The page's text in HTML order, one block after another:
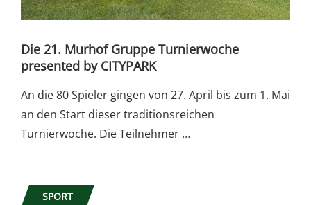
Die 21. Murhof Gruppe Turnierwoche
presented by CITYPARK
An die 80 Spieler gingen von 27. April bis zum 1. Mai
an den Start dieser traditionsreichen
Turnierwoche. Die Teilnehmer …
SPORT